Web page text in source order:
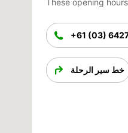
These opening
+61 (03)
خط سير الرحلة